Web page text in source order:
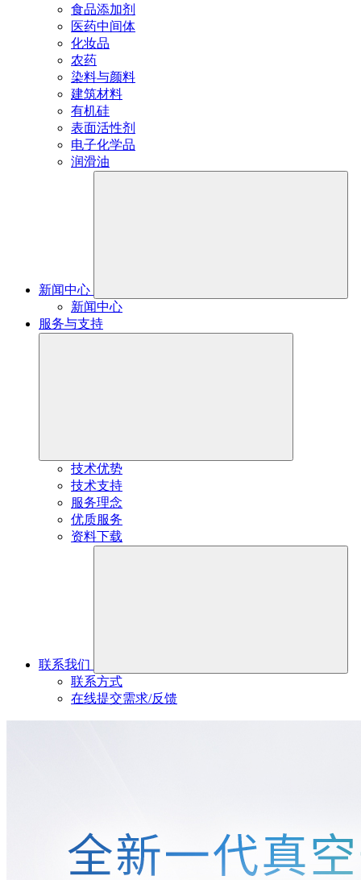
食品添加剂
医药中间体
化妆品
农药
染料与颜料
建筑材料
有机硅
表面活性剂
电子化学品
润滑油
新闻中心
新闻中心
服务与支持
技术优势
技术支持
服务理念
优质服务
资料下载
联系我们
联系方式
在线提交需求/反馈